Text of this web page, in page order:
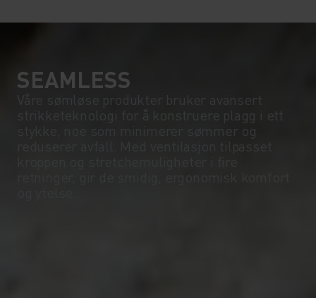
SEAMLESS
Våre sømløse produkter bruker avansert
strikketeknologi for å konstruere plagg i ett
stykke, noe som minimerer sømmer og
reduserer avfall. Med ventilasjon tilpasset